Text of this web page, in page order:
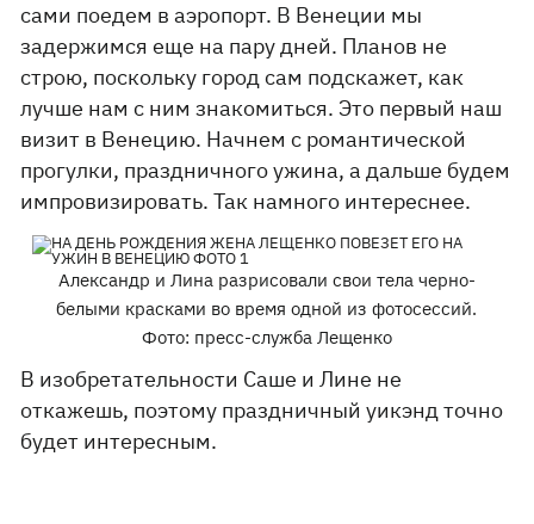
сами поедем в аэропорт. В Венеции мы
задержимся еще на пару дней. Планов не
строю, поскольку город сам подскажет, как
лучше нам с ним знакомиться. Это первый наш
визит в Венецию. Начнем с романтической
прогулки, праздничного ужина, а дальше будем
импровизировать. Так намного интереснее.
Александр и Лина разрисовали свои тела черно-
белыми красками во время одной из фотосессий.
Фото: пресс-служба Лещенко
В изобретательности Саше и Лине не
откажешь, поэтому праздничный уикэнд точно
будет интересным.